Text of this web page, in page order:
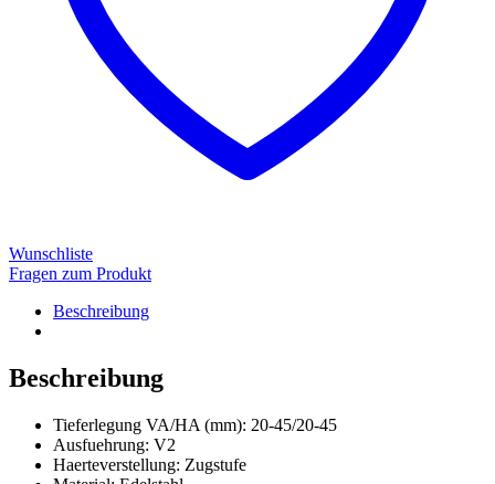
Wunschliste
Fragen zum Produkt
Beschreibung
Beschreibung
Tieferlegung VA/HA (mm): 20-45/20-45
Ausfuehrung: V2
Haerteverstellung: Zugstufe